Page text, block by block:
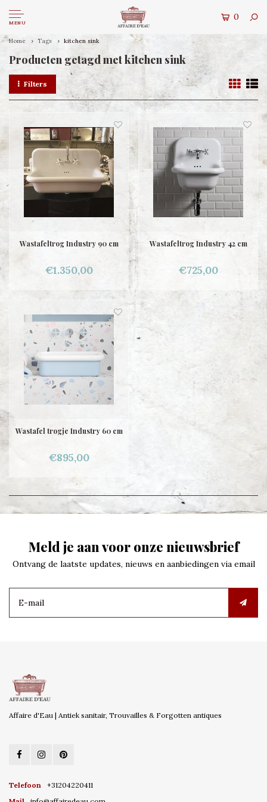
MENU
0
Home Tags kitchen sink
Producten getagd met kitchen sink
Filters
Wastafeltrog Industry 90 cm
€1.350,00
Wastafeltrog Industry 42 cm
€725,00
Wastafel trogje Industry 60 cm
€895,00
Meld je aan voor onze nieuwsbrief
Ontvang de laatste updates, nieuws en aanbiedingen via email
Affaire d'Eau | Antiek sanitair, Trouvailles & Forgotten antiques
Telefoon
+31204220411